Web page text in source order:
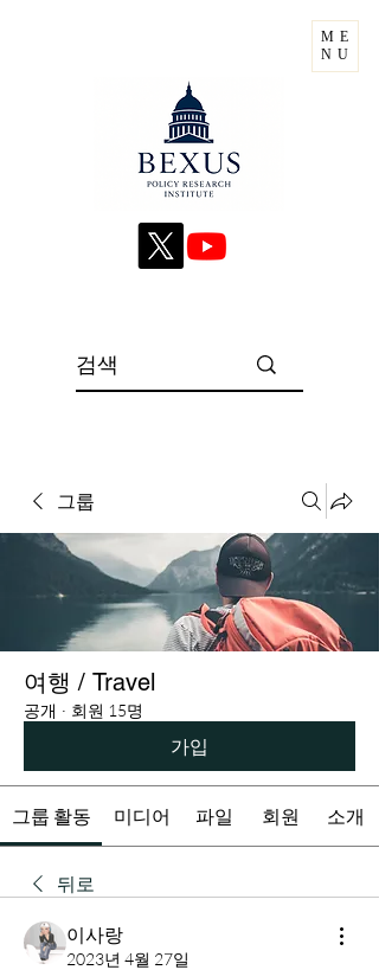
ME
NU
그룹
여행 / Travel
공개 · 회원 15명
가입
그룹 활동 미디어 파일 회원 소개
뒤로
이사랑
2023년 4월 27일